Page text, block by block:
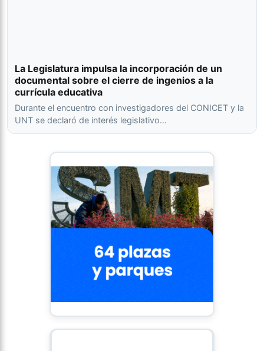
La Legislatura impulsa la incorporación de un
documental sobre el cierre de ingenios a la
currícula educativa
Durante el encuentro con investigadores del CONICET y la
UNT se declaró de interés legislativo…